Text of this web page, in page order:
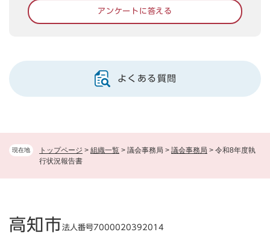
現在地 トップページ > 組織一覧 > 議会事務局 > 議会事務局 > 令和8年度執
行状況報告書
アンケートに答える
よくある質問
高知市法人番号7000020392014